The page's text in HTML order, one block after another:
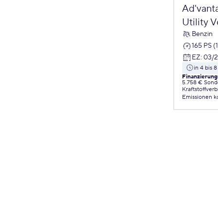
Utility
Benzin
165 PS
EZ: 03/
in 4 bis
5.758 €
Emissionen